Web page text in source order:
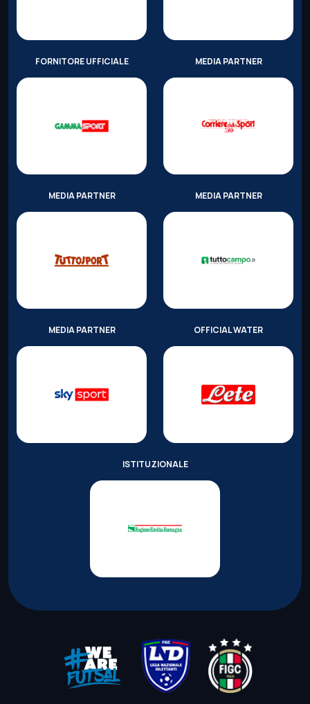
FORNITORE UFFICIALE MEDIA PARTNER
MEDIA PARTNER MEDIA PARTNER
MEDIA PARTNER OFFICIAL WATER
ISTITUZIONALE